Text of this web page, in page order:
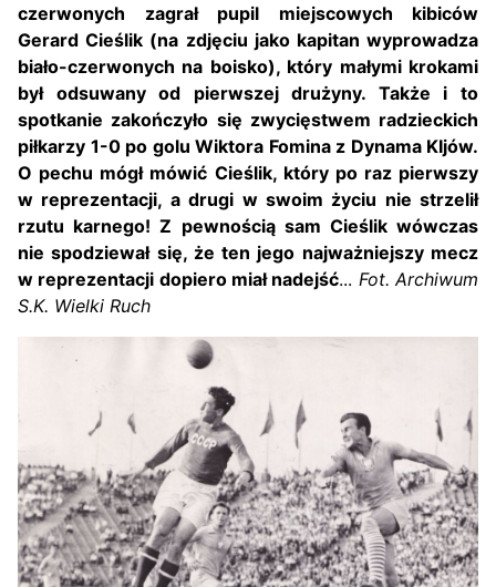
czerwonych zagrał pupil miejscowych kibiców
Gerard Cieślik (na zdjęciu jako kapitan wyprowadza
biało-czerwonych na boisko), który małymi krokami
był odsuwany od pierwszej drużyny. Także i to
spotkanie zakończyło się zwycięstwem radzieckich
piłkarzy 1-0 po golu Wiktora Fomina z Dynama KIjów.
O pechu mógł mówić Cieślik, który po raz pierwszy
w reprezentacji, a drugi w swoim życiu nie strzelił
rzutu karnego! Z pewnością sam Cieślik wówczas
nie spodziewał się, że ten jego najważniejszy mecz
w reprezentacji dopiero miał nadejść... Fot. Archiwum
S.K. Wielki Ruch